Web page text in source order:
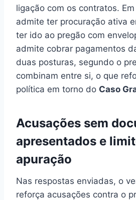
ligação com os contratos.
admite ter procuração ativa
ter ido ao pregão com
admite cobrar pagamentos
duas posturas, segundo o
combinam entre si, o que
política em torno do Caso
Acusações sem
apresentados e
apuração
Nas respostas enviadas, o
reforça acusações contra o